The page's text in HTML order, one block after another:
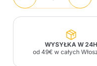
Toraldo
Nespresso
Zapachy
WYSYŁKA W 24H
od 49€ w całych